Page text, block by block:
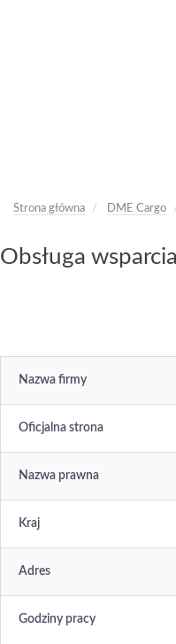
Strona główna DME Cargo
Obsługa
Nazwa firmy
Oficjalna strona
Nazwa prawna
Kraj
Adres
Godziny pracy